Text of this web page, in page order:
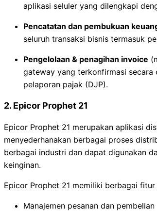
aplikasi seluler yang dilengkapi
Pencatatan dan pembukuan
seluruh transaksi bisnis termasuk
Pengelolaan & penagihan invoice
gateway yang terkonfirmasi
pelaporan pajak (DJP).
2. Epicor Prophet 21
Epicor Prophet 21 merupakan aplikasi
menyederhanakan berbagai proses
berbagai industri dan dapat digunakan
keinginan.
Epicor Prophet 21 memiliki berbagai
Manajemen pesanan dan pembelian